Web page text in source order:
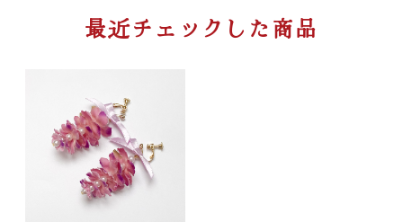
最近チェックした商品